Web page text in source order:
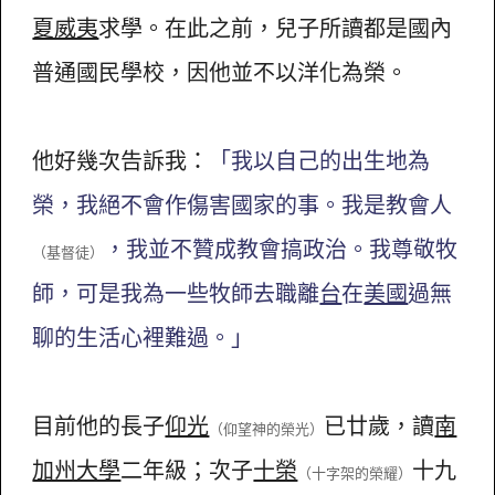
夏威夷求學。在此之前，兒子所讀都是國內
普通國民學校，因他並不以洋化為榮。
他好幾次告訴我：
「我以自己的出生地為
榮，我絕不會作傷害國家的事。我是教會人
（基督徒）
，我並不贊成教會搞政治。我尊敬牧
師，可是我為一些牧師去職離台在美國過無
聊的生活心裡難過。」
目前他的長子仰光 （仰望神的榮光） 已廿歲，讀南
加州大學二年級；次子十榮 （十字架的榮耀） 十九